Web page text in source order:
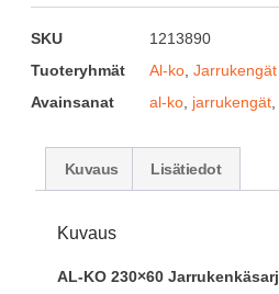
SKU
1213890
Tuoteryhmät
Al-ko Jarrukengät
Avainsanat
al-ko jarrukengät
Kuvaus Lisätiedot
Kuvaus
AL-KO 230×60